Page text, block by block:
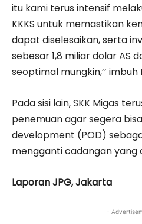
itu kami terus intensif
KKKS untuk memastikan
dapat diselesaikan, serta
sebesar 1,8 miliar dolar AS
seoptimal mungkin,’’ imbuh
Pada sisi lain, SKK Migas
penemuan agar segera
development (POD)
mengganti cadangan yang
Laporan JPG, Jakarta
-